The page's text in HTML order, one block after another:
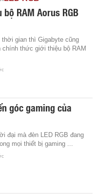
RAM Aorus RGB
thời gian thì Gigabyte cũng
chính thức giới thiệu bộ RAM
góc gaming của
đại mà đèn LED RGB đang
mọi thiết bị gaming ...